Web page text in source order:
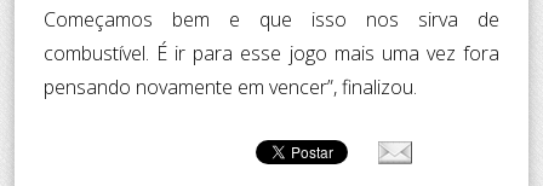
Começamos bem e que isso nos sirva de
combustível. É ir para esse jogo mais uma vez fora
pensando novamente em vencer”, finalizou.